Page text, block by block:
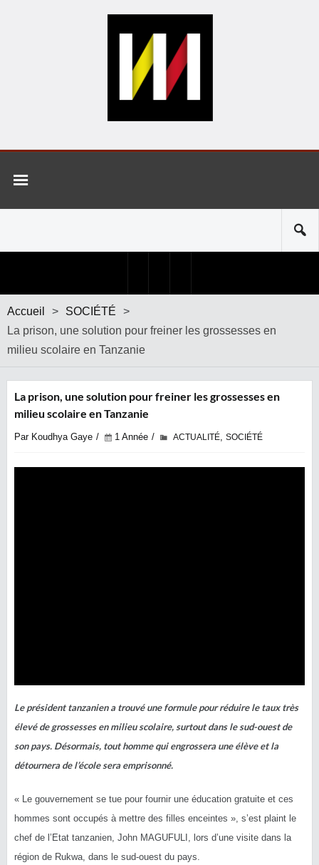
Accueil > SOCIÉTÉ
>
La prison, une solution pour freiner les grossesses en
milieu scolaire en Tanzanie
La prison, une solution pour freiner les grossesses en
milieu scolaire en Tanzanie
Par Koudhya Gaye 1 Année ACTUALITÉ, SOCIÉTÉ
Le président tanzanien a trouvé une formule pour réduire le taux très
élevé de grossesses en milieu scolaire, surtout dans le sud-ouest de
son pays. Désormais, tout homme qui engrossera une élève et la
détournera de l’école sera emprisonné.
« Le gouvernement se tue pour fournir une éducation gratuite et ces
hommes sont occupés à mettre des filles enceintes », s’est plaint le
chef de l’Etat tanzanien, John MAGUFULI , lors d’une visite dans la
région de Rukwa, dans le sud-ouest du pays.